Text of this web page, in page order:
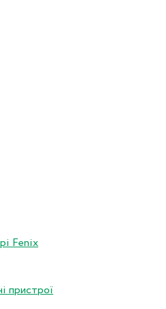
Fenix
пристрої